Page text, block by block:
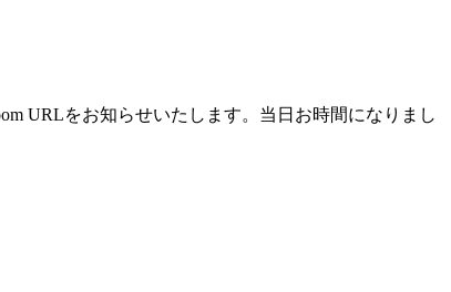
URLをお知らせいたします。当日お時間になりまし